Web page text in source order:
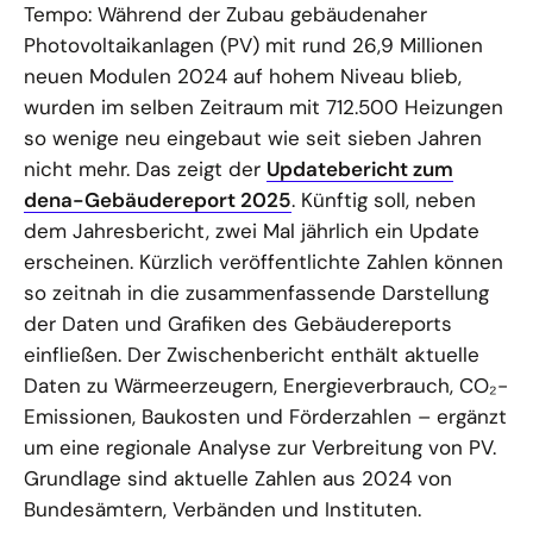
Tempo: Während der Zubau gebäudenaher
Photovoltaikanlagen (PV) mit rund 26,9 Millionen
neuen Modulen 2024 auf hohem Niveau blieb,
wurden im selben Zeitraum mit 712.500 Heizungen
so wenige neu eingebaut wie seit sieben Jahren
nicht mehr. Das zeigt der Updatebericht zum
dena-Gebäudereport 2025. Künftig soll, neben
dem Jahresbericht, zwei Mal jährlich ein Update
erscheinen. Kürzlich veröffentlichte Zahlen können
so zeitnah in die zusammenfassende Darstellung
der Daten und Grafiken des Gebäudereports
einfließen. Der Zwischenbericht enthält aktuelle
Daten zu Wärmeerzeugern, Energieverbrauch, CO₂-
Emissionen, Baukosten und Förderzahlen – ergänzt
um eine regionale Analyse zur Verbreitung von PV.
Grundlage sind aktuelle Zahlen aus 2024 von
Bundesämtern, Verbänden und Instituten.